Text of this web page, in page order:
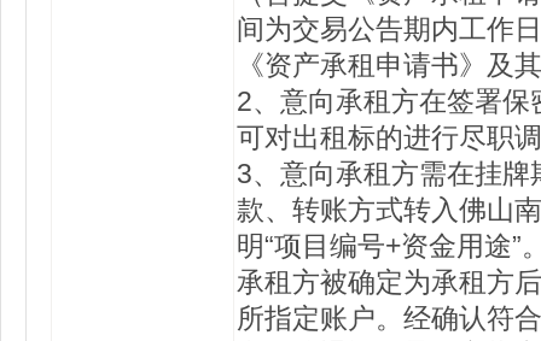
间为交易公告期内工作
《资产承租申请书》及
2、意向承租方在签署
可对出租标的进行尽职
3、意向承租方需在挂
款、转账方式转入佛山
明“项目编号+资金用途
承租方被确定为承租方
所指定账户。经确认符